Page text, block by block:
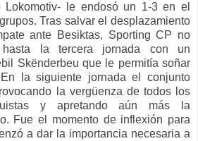
Lokomotiv- le endosó un 1-3 en el
Tras salvar el desplazamiento
ante Besiktas, Sporting CP no
la tercera jornada con un
Skënderbeu que le permitía soñar
la siguiente jornada el conjunto
la vergüenza de todos los
y apretando aún más la
Fue el momento de inflexión para
a dar la importancia necesaria a